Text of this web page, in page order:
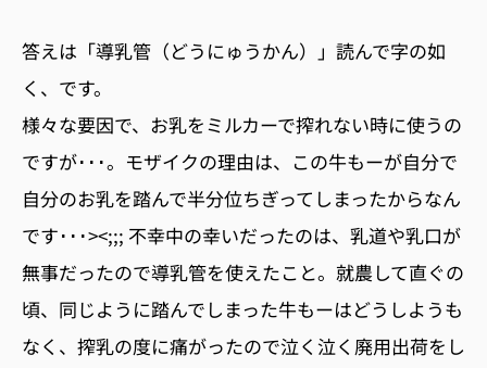
答えは「導乳管（どうにゅうかん）」読んで字の如
く、です。
様々な要因で、お乳をミルカーで搾れない時に使うの
ですが･･･。モザイクの理由は、この牛もーが自分で
自分のお乳を踏んで半分位ちぎってしまったからなん
です･･･><;;; 不幸中の幸いだったのは、乳道や乳口が
無事だったので導乳管を使えたこと。就農して直ぐの
頃、同じように踏んでしまった牛もーはどうしようも
なく、搾乳の度に痛がったので泣く泣く廃用出荷をし